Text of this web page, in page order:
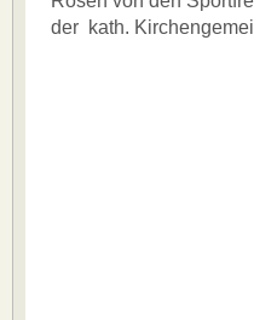
der kath.